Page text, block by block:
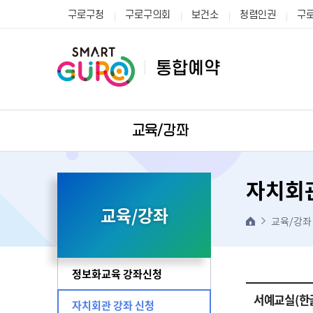
구로구청 구로구의회 보건소 청렴인권 구
교육/강좌
교육/강좌
정보화교육 강좌신청
자치회관 강좌 신청
자치회
교육/강좌
서예교실(